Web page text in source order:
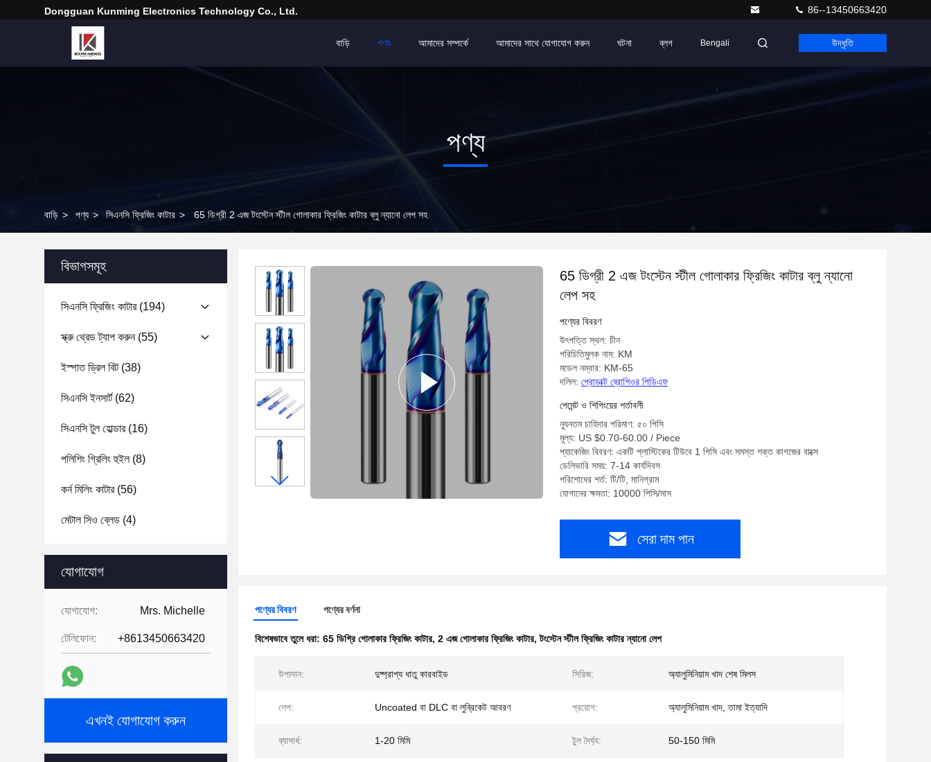
Dongguan Kunming Electronics Technology Co., Ltd. 86--13450663420
বাড়ি পণ্য আমাদের সম্পর্কে আমাদের সাথে যোগাযোগ করুন ঘটনা ব্লগ Bengali উদ্ধৃতি
পণ্য
বাড়ি > পণ্য > সিএনসি ফ্রিজিং কাটার > 65 ডিগ্রী 2 এজ টংস্টেন স্টীল গোলাকার ফ্রিজিং কাটার ব্লু ন্যানো লেপ সহ
বিভাগসমূহ
সিএনসি ফ্রিজিং কাটার(194)
স্ক্রু থ্রেড ট্যাপ করুন(55)
ইস্পাত ড্রিল বিট(38)
সিএনসি ইনসার্ট(62)
সিএনসি টুল হোল্ডার(16)
পলিশিং গ্রিলিং হুইল(8)
কর্ন মিলিং কাটার(56)
মেটাল সিও ব্লেড (4)
যোগাযোগ
যোগাযোগ: Mrs. Michelle
টেলিফোন: +8613450663420
এখনই যোগাযোগ করুন
65 ডিগ্রী 2 এজ টংস্টেন স্টীল গোলাকার ফ্রিজিং কাটার ব্লু ন্যানো
লেপ সহ
পণ্যের বিবরণ
উৎপত্তি স্থল: চীন
পরিচিতিমুলক নাম: KM
মডেল নম্বার: KM-65
দলিল: প্রোডাক্ট ব্রোশিওর পিডিএফ
পেমেন্ট ও শিপিংয়ের শর্তাবলী
ন্যূনতম চাহিদার পরিমাণ: ৫০ পিসি
মূল্য: US $0.70-60.00 / Piece
প্যাকেজিং বিবরণ: একটি প্লাস্টিকের টিউবে 1 পিসি এবং সমস্ত শক্ত কাগজের বাক্সে
ডেলিভারি সময়: 7-14 কার্যদিবস
পরিশোধের শর্ত: টি/টি, মানিগ্রাম
যোগানের ক্ষমতা: 10000 পিসি/মাস
সেরা দাম পান
পণ্যের বিবরণ পণ্যের বর্ণনা
বিশেষভাবে তুলে ধরা: 65 ডিগ্রি গোলাকার ফ্রিজিং কাটার, 2 এজ গোলাকার ফ্রিজিং কাটার,টংস্টেন স্টীল ফ্রিজিং কাটার ন্যানো লেপ
উপাদান: দুষ্প্রাপ্য ধাতু কারবাইড সিরিজ: অ্যালুমিনিয়াম খাদ শেষ মিলস
লেপ: Uncoated বা DLC বা লুব্রিকেট আবরণ প্রয়োগ: অ্যালুমিনিয়াম খাদ, তামা ইত্যাদি
ব্যাসার্ধ: 1-20 মিমি টুল দৈর্ঘ্য: 50-150 মিমি